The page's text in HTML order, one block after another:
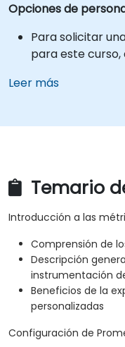
Opciones de
Para solicitar
para este
Leer más
Temario
Introducción a las
Comprensión de
Descripción
instrumentación
Beneficios de la
personalizadas
Configuración de